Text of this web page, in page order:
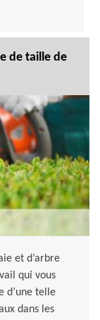
de taille de
et d’arbre
qui vous
d’une telle
dans les